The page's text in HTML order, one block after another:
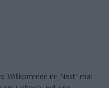
Willkommen im Nest“ mal